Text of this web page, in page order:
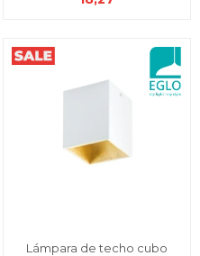
Lámpara de techo cubo